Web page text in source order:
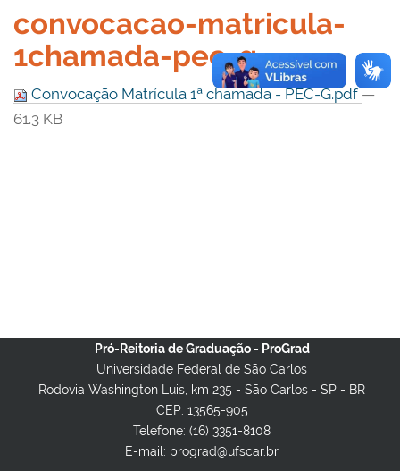
convocacao-matricula-
1chamada-pec-g
Convocação Matrícula 1ª chamada - PEC-G.pdf—
61.3 KB
Pró-Reitoria de Graduação - ProGrad
Universidade Federal de São Carlos
Rodovia Washington Luis, km 235 - São Carlos - SP - BR
CEP: 13565-905
Telefone: (16) 3351-8108
E-mail: prograd@ufscar.br